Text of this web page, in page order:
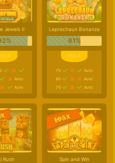
Jewels II
Auto
Auto
Leprechaun Bonanza
61%
70
Auto
60
Auto
70
Auto
Rush Spin and Win